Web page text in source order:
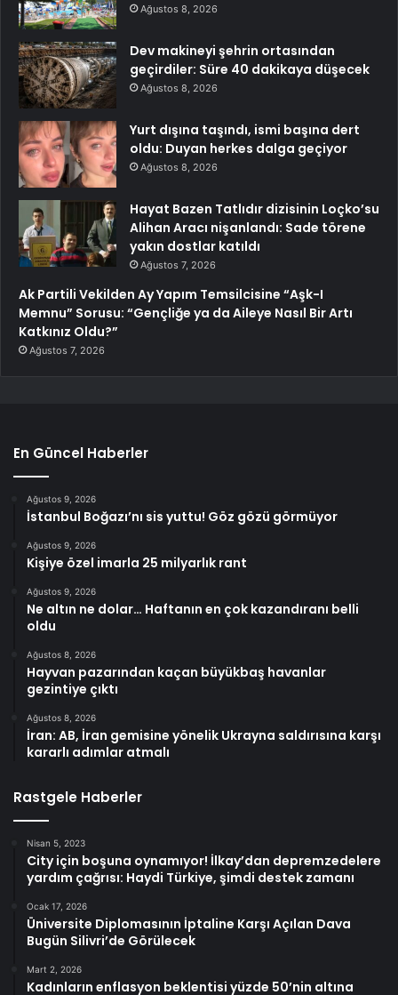
Ağustos 8, 2026
Dev makineyi şehrin ortasından
geçirdiler: Süre 40 dakikaya düşecek
Ağustos 8, 2026
Yurt dışına taşındı, ismi başına dert
oldu: Duyan herkes dalga geçiyor
Ağustos 8, 2026
Hayat Bazen Tatlıdır dizisinin Loçko’su
Alihan Aracı nişanlandı: Sade törene
yakın dostlar katıldı
Ağustos 7, 2026
Ak Partili Vekilden Ay Yapım Temsilcisine “Aşk-I
Memnu” Sorusu: “Gençliğe ya da Aileye Nasıl Bir Artı
Katkınız Oldu?”
Ağustos 7, 2026
En Güncel Haberler
Ağustos 9, 2026
İstanbul Boğazı’nı sis yuttu! Göz gözü görmüyor
Ağustos 9, 2026
Kişiye özel imarla 25 milyarlık rant
Ağustos 9, 2026
Ne altın ne dolar… Haftanın en çok kazandıranı belli
oldu
Ağustos 8, 2026
Hayvan pazarından kaçan büyükbaş havanlar
gezintiye çıktı
Ağustos 8, 2026
İran: AB, İran gemisine yönelik Ukrayna saldırısına karşı
kararlı adımlar atmalı
Rastgele Haberler
Nisan 5, 2023
City için boşuna oynamıyor! İlkay’dan depremzedelere
yardım çağrısı: Haydi Türkiye, şimdi destek zamanı
Ocak 17, 2026
Üniversite Diplomasının İptaline Karşı Açılan Dava
Bugün Silivri’de Görülecek
Mart 2, 2026
Kadınların enflasyon beklentisi yüzde 50’nin altına